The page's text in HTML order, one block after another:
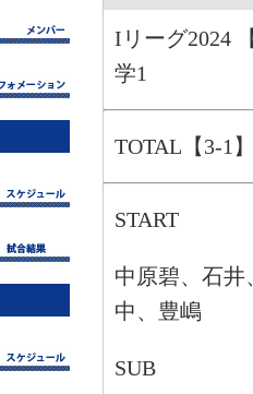
Iリーグ2024
学1
TOTAL【3-1
START
中原碧、石
中、豊嶋
SUB